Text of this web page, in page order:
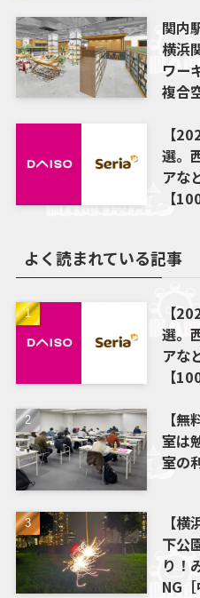
関内
横浜
ワー
複合
【
選。
アな
【
よく読まれている記事
【
選。
アな
【
【
室は
室の
【
下公
り！
NG［